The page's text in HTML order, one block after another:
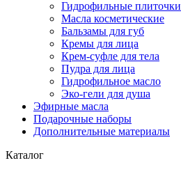
Гидрофильные плиточки
Масла косметические
Бальзамы для губ
Кремы для лица
Крем-суфле для тела
Пудра для лица
Гидрофильное масло
Эко-гели для душа
Эфирные масла
Подарочные наборы
Дополнительные материалы
Каталог